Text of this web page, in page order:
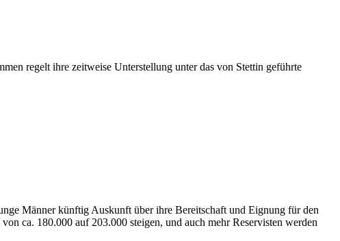
Männer künftig Auskunft über ihre Bereitschaft und Eignung für den
ca. 180.000 auf 203.000 steigen, und auch mehr Reservisten werden